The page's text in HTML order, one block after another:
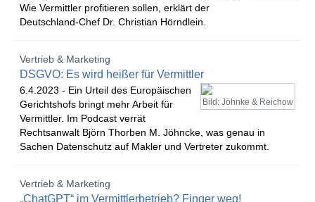
Wie Vermittler profitieren sollen, erklärt der
Deutschland-Chef Dr. Christian Hörndlein.
Vertrieb & Marketing
DSGVO: Es wird heißer für Vermittler
Bild: Jöhnke & Reichow
6.4.2023 - Ein Urteil des Europäischen
Gerichtshofs bringt mehr Arbeit für
Vermittler. Im Podcast verrät
Rechtsanwalt Björn Thorben M. Jöhncke, was genau in
Sachen Datenschutz auf Makler und Vertreter zukommt.
Vertrieb & Marketing
„ChatGPT“ im Vermittlerbetrieb? Finger weg!